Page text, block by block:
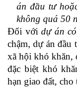
án đầu tư
không quá 50
Đối với dự án
chậm, dự án đầu
xã hội khó khăn,
đặc biệt khó
hạn giao đất, cho